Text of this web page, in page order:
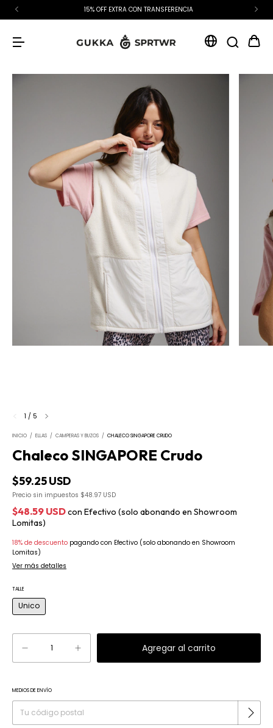
15% OFF EXTRA CON TRANSFERENCIA
1 / 5
INICIO / ELLAS / CAMPERAS Y BUZOS / CHALECO SINGAPORE CRUDO
Chaleco SINGAPORE Crudo
$59.25 USD
Precio sin impuestos $48.97 USD
$48.59 USDcon Efectivo (solo abonando en Showroom
Lomitas)
18% de descuento pagando con Efectivo (solo abonando en Showroom
Lomitas)
Ver más detalles
TALLE
Unico
Entregas para el CP:
MEDIOS DE ENVÍO